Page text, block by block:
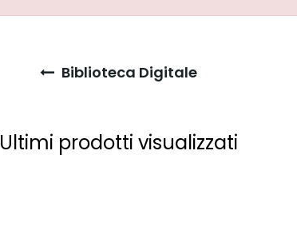
Biblioteca Digitale
Ultimi prodotti visualizzati